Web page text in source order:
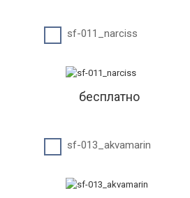
sf-011_narciss
бесплатно
sf-013_akvamarin